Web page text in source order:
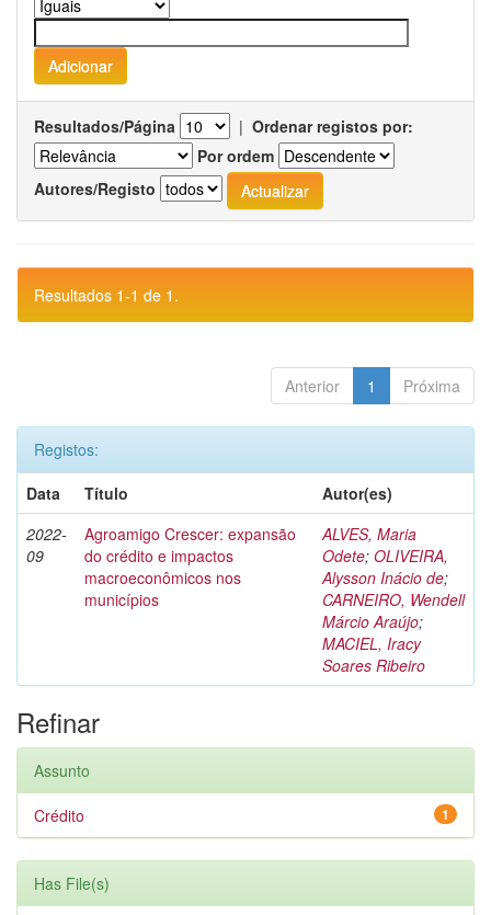
Resultados/Página | Ordenar registos por:
Por ordem
Autores/Registo
Resultados 1-1 de 1.
Anterior 1 Próxima
Registos:
Data
Título
Autor(es)
2022-
09
Agroamigo Crescer: expansão
do crédito e impactos
macroeconômicos nos
municípios
ALVES, Maria
Odete; OLIVEIRA,
Alysson Inácio de;
CARNEIRO, Wendell
Márcio Araújo;
MACIEL, Iracy
Soares Ribeiro
Refinar
Assunto
1
Crédito
Has File(s)